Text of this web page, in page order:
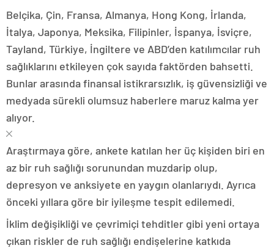
Belçika, Çin, Fransa, Almanya, Hong Kong, İrlanda,
İtalya, Japonya, Meksika, Filipinler, İspanya, İsviçre,
Tayland, Türkiye, İngiltere ve ABD’den katılımcılar ruh
sağlıklarını etkileyen çok sayıda faktörden bahsetti.
Bunlar arasında finansal istikrarsızlık, iş güvensizliği ve
medyada sürekli olumsuz haberlere maruz kalma yer
alıyor.
Araştırmaya göre, ankete katılan her üç kişiden biri en
az bir ruh sağlığı sorunundan muzdarip olup,
depresyon ve anksiyete en yaygın olanlarıydı. Ayrıca
önceki yıllara göre bir iyileşme tespit edilemedi.
İklim değişikliği ve çevrimiçi tehditler gibi yeni ortaya
çıkan riskler de ruh sağlığı endişelerine katkıda